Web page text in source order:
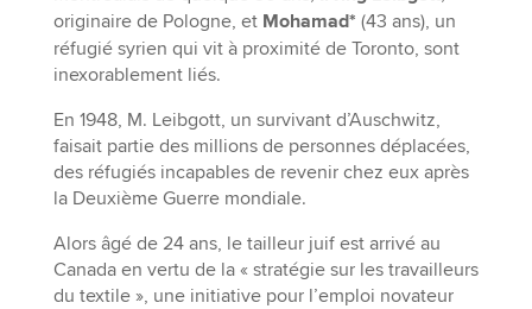
originaire de Pologne, et Mohamad* (43 ans), un
réfugié syrien qui vit à proximité de Toronto, sont
inexorablement liés.
En 1948, M. Leibgott, un survivant d’Auschwitz,
faisait partie des millions de personnes déplacées,
des réfugiés incapables de revenir chez eux après
la Deuxième Guerre mondiale.
Alors âgé de 24 ans, le tailleur juif est arrivé au
Canada en vertu de la « stratégie sur les travailleurs
du textile », une initiative pour l’emploi novateur